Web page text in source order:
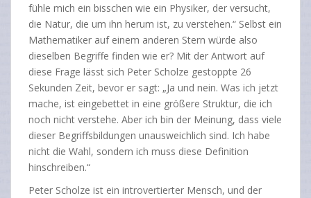
fühle mich ein bisschen wie ein Physiker, der versucht,
die Natur, die um ihn herum ist, zu verstehen.“ Selbst ein
Mathematiker auf einem anderen Stern würde also
dieselben Begriffe finden wie er? Mit der Antwort auf
diese Frage lässt sich Peter Scholze gestoppte 26
Sekunden Zeit, bevor er sagt: „Ja und nein. Was ich jetzt
mache, ist eingebettet in eine größere Struktur, die ich
noch nicht verstehe. Aber ich bin der Meinung, dass viele
dieser Begriffsbildungen unausweichlich sind. Ich habe
nicht die Wahl, sondern ich muss diese Definition
hinschreiben.“
Peter Scholze ist ein introvertierter Mensch, und der